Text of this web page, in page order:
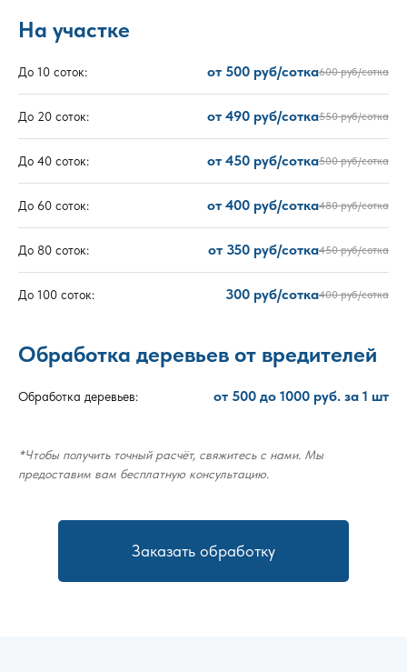
На участке
До 10 соток: от 500 руб/сотка600 руб/сотка
До 20 соток: от 490 руб/сотка550 руб/сотка
До 40 соток: от 450 руб/сотка500 руб/сотка
До 60 соток: от 400 руб/сотка480 руб/сотка
До 80 соток: от 350 руб/сотка450 руб/сотка
До 100 соток: 300 руб/сотка400 руб/сотка
Обработка деревьев от вредителей
Обработка деревьев: от 500 до 1000 руб. за 1 шт
*Чтобы получить точный расчёт, свяжитесь с нами. Мы
предоставим вам бесплатную консультацию.
Заказать обработку